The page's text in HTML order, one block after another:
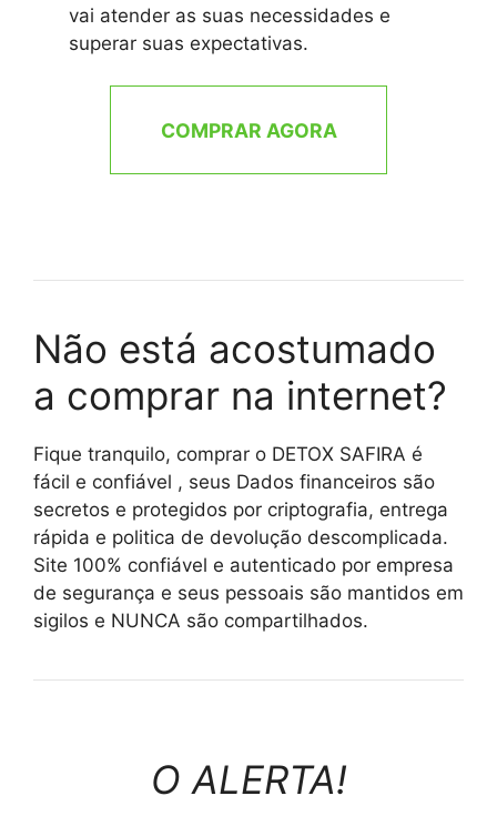
vai atender as suas necessidades e
superar suas expectativas.
COMPRAR AGORA
Não está acostumado
a comprar na internet?
Fique tranquilo, comprar o DETOX SAFIRA é
fácil e confiável , seus Dados financeiros são
secretos e protegidos por criptografia, entrega
rápida e politica de devolução descomplicada.
Site 100% confiável e autenticado por empresa
de segurança e seus pessoais são mantidos em
sigilos e NUNCA são compartilhados.
O ALERTA!